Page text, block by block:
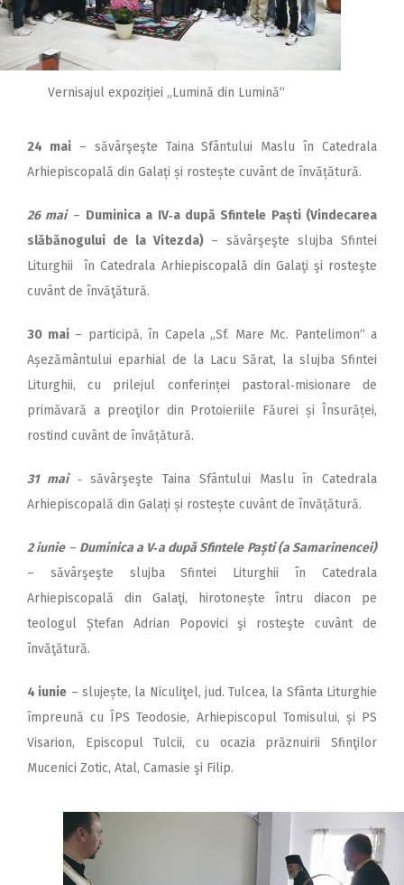
Vernisajul expoziției „Lumină din Lumină“
24 mai– săvârşeşte Taina Sfântului Maslu în Catedrala
Arhiepiscopală din Galați și rostește cuvânt de învățătură.
26 mai – Duminica a IV‑a după Sfintele Paști (Vindecarea
slăbănogului de la Vitezda) – săvârşeşte slujba Sfintei
Liturghii în Catedrala Arhiepiscopală din Galaţi şi rosteşte
cuvânt de învăţătură.
30 mai– participă, în Capela „Sf. Mare Mc. Pantelimon“ a
Așezământului eparhial de la Lacu Sărat, la slujba Sfintei
Liturghii, cu prilejul conferinței pastoral‑misionare de
primăvară a preoţilor din Protoieriile Făurei și Însurăței,
rostind cuvânt de învățătură.
31 mai‑săvârşeşte Taina Sfântului Maslu în Catedrala
Arhiepiscopală din Galați și rostește cuvânt de învățătură.
2 iunie– Duminica a V‑a după Sfintele Paști (a Samarinencei)
– săvârşeşte slujba Sfintei Liturghii în Catedrala
Arhiepiscopală din Galaţi, hirotonește întru diacon pe
teologul Ștefan Adrian Popovici şi rosteşte cuvânt de
învăţătură.
4 iunie – slujește, la Niculiţel, jud. Tulcea, la Sfânta Liturghie
împreună cu ÎPS Teodosie, Arhiepiscopul Tomisului, și PS
Visarion, Episcopul Tulcii, cu ocazia prăznuirii Sfinţilor
Mucenici Zotic, Atal, Camasie şi Filip.